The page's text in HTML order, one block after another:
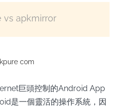
apkmirror
巨頭控制的Android App
是一個靈活的操作系統，因